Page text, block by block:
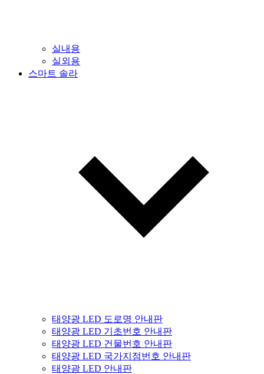
실내용
실외용
스마트 솔라
태양광 LED 도로명 안내판
태양광 LED 기초번호 안내판
태양광 LED 건물번호 안내판
태양광 LED 국가지점번호 안내판
태양광 LED 안내판